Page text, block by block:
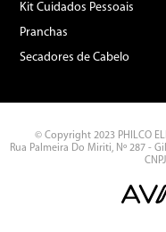
Kit Cuidados Pessoais
Pranchas
Secadores de Cabelo
© Copyright 2023 PHILCO
Rua Palmeira Do Miriti, Nº 287 -